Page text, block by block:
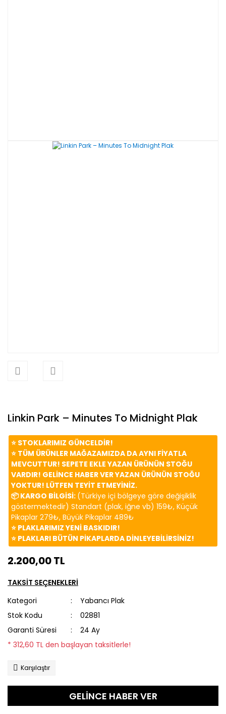
Linkin Park – Minutes To Midnight Plak
⭐️ STOKLARIMIZ GÜNCELDİR!
⭐️ TÜM ÜRÜNLER MAĞAZAMIZDA DA AYNI FİYATLA
MEVCUTTUR! SEPETE EKLE YAZAN ÜRÜNÜN STOĞU
VARDIR! GELİNCE HABER VER YAZAN ÜRÜNÜN STOĞU
YOKTUR! LÜTFEN TEYİT ETMEYİNİZ.
📦 KARGO BİLGİSİ: (Türkiye içi bölgeye göre değişiklik
göstermektedir) Standart (plak, iğne vb) 159₺, Küçük
Pikaplar 279₺, Büyük Pikaplar 489₺
⭐️ PLAKLARIMIZ YENİ BASKIDIR!
⭐️ PLAKLARI BÜTÜN PİKAPLARDA DİNLEYEBİLİRSİNİZ!
2.200,00 TL
TAKSİT SEÇENEKLERİ
Kategori
Yabancı Plak
Stok Kodu
02881
Garanti Süresi
24 Ay
* 312,60 TL den başlayan taksitlerle!
Karşılaştır
GELİNCE HABER VER